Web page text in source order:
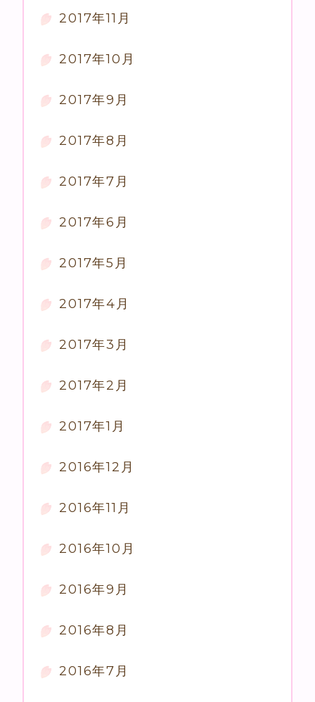
2017年11月
2017年10月
2017年9月
2017年8月
2017年7月
2017年6月
2017年5月
2017年4月
2017年3月
2017年2月
2017年1月
2016年12月
2016年11月
2016年10月
2016年9月
2016年8月
2016年7月